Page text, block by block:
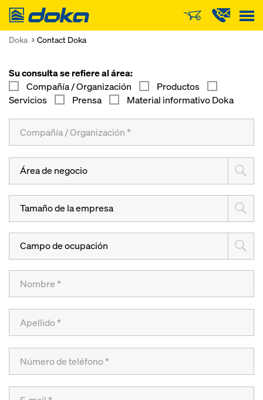
Doka
Doka Contact Doka
Su consulta se refiere al área:
Compañía / Organización
Productos
Servicios
Prensa Material informativo Doka
Área de negocio
Tamaño de la empresa
Campo de ocupación